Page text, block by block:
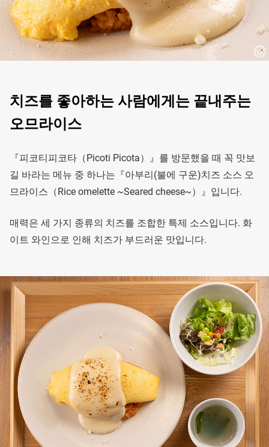
치즈를 좋아하는 사람에게는 끝내주는
오므라이스
『피코티피코타（Picoti Picota）』를 방문했을 때 꼭 맛보
길 바라는 메뉴 중 하나는『아부리(불에 구운)치즈 소스 오
므라이스（Rice omelette ~Seared cheese~）』입니다.
매력은 세 가지 종류의 치즈를 조합한 특제 소스입니다. 화
이트 와인으로 인해 치즈가 부드러운 맛입니다.